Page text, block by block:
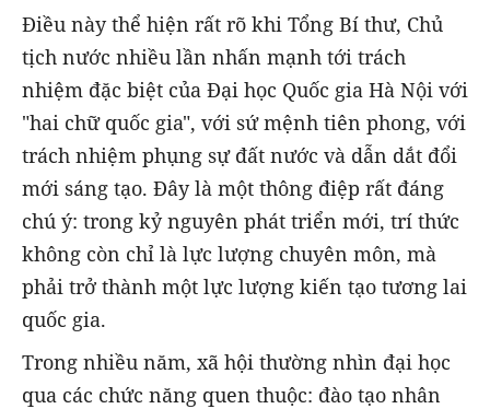
Điều này thể hiện rất rõ khi Tổng Bí thư, Chủ
tịch nước nhiều lần nhấn mạnh tới trách
nhiệm đặc biệt của Đại học Quốc gia Hà Nội với
"hai chữ quốc gia", với sứ mệnh tiên phong, với
trách nhiệm phụng sự đất nước và dẫn dắt đổi
mới sáng tạo. Đây là một thông điệp rất đáng
chú ý: trong kỷ nguyên phát triển mới, trí thức
không còn chỉ là lực lượng chuyên môn, mà
phải trở thành một lực lượng kiến tạo tương lai
quốc gia.
Trong nhiều năm, xã hội thường nhìn đại học
qua các chức năng quen thuộc: đào tạo nhân